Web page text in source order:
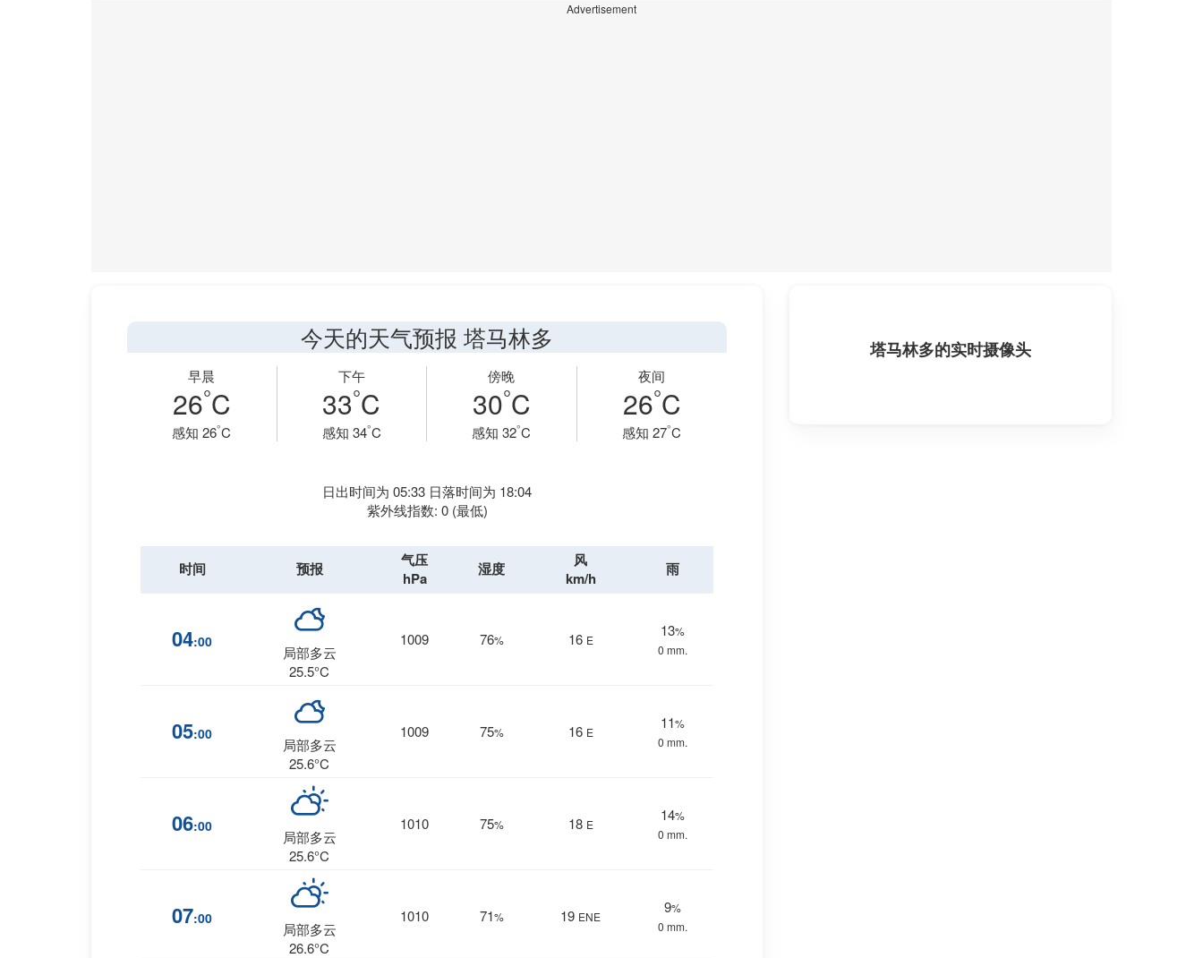
Advertisement
今天的天气预报 塔马林多
早晨
26°C
感知 26°C
下午
33°C
感知 34°C
傍晚
30°C
感知 32°C
夜间
26°C
感知 27°C
日出时间为 05:33 日落时间为 18:04
紫外线指数: 0 (最低)
时间 预报
气压
hPa
湿度
风
km/h
雨
04:00
局部多云
25.5°C
1009 76% 16 E
13%
0 mm.
05:00
局部多云
25.6°C
1009 75% 16 E
11%
0 mm.
06:00
局部多云
25.6°C
1010 75% 18 E
14%
0 mm.
07:00
局部多云
26.6°C
1010 71% 19 ENE
9%
0 mm.
塔马林多的实时摄像头